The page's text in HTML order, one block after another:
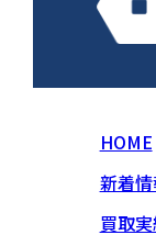
HOME
新着
買取